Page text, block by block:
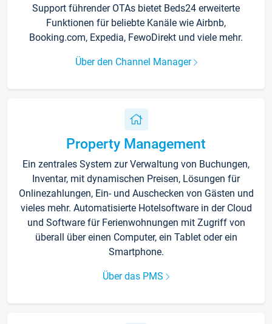
Support führender OTAs bietet Beds24 erweiterte
Funktionen für beliebte Kanäle wie Airbnb,
Booking.com, Expedia, FewoDirekt und viele mehr.
Über den Channel Manager
Property Management
Ein zentrales System zur Verwaltung von Buchungen,
Inventar, mit dynamischen Preisen, Lösungen für
Onlinezahlungen, Ein- und Auschecken von Gästen und
vieles mehr. Automatisierte Hotelsoftware in der Cloud
und Software für Ferienwohnungen mit Zugriff von
überall über einen Computer, ein Tablet oder ein
Smartphone.
Über das PMS